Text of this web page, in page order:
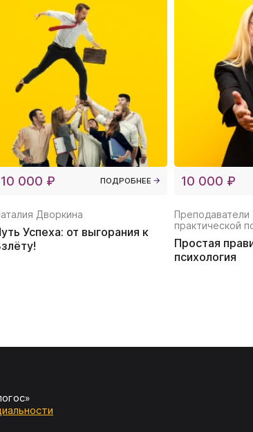
10 000 ₽ ПОДРОБНЕЕ
Дворкина
Успеха: от выгорания к
10 000 ₽
Преподаватели
практической
Простая
психология